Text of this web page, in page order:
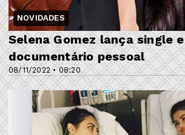
NOVIDADES
08/11/2022 • 08:20
Selena Gomez lança single e
documentário pessoal